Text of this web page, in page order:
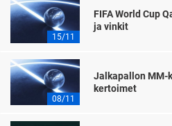
15/11
FIFA World Cup
ja vinkit
08/11
Jalkapallon MM-
kertoimet